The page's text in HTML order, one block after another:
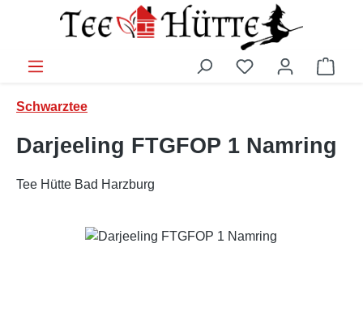
Zum Hauptinhalt springen
Schwarztee
Darjeeling FTGFOP 1 Namring
Tee Hütte Bad Harzburg
Bildergalerie überspringen